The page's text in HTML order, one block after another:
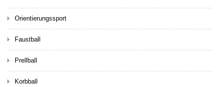
Orientierungssport
Faustball
Prellball
Korbball